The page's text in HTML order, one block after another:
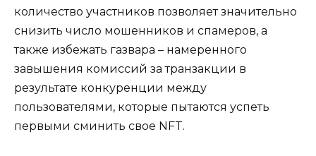
количество участников позволяет значительно
снизить число мошенников и спамеров, а
также избежать газвара – намеренного
завышения комиссий за транзакции в
результате конкуренции между
пользователями, которые пытаются успеть
первыми сминить свое NFT.